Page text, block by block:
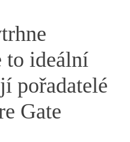
to ideální
pořadatelé
Gate